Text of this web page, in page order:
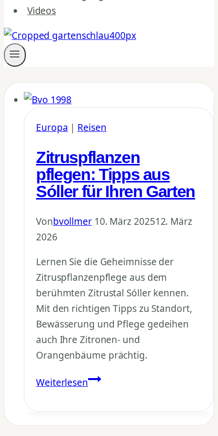
Videos
Europa | Reisen
Zitruspflanzen
pflegen: Tipps aus
Sóller für Ihren Garten
Vonbvollmer 10. März 202512. März
2026
Lernen Sie die Geheimnisse der
Zitruspflanzenpflege aus dem
berühmten Zitrustal Sóller kennen.
Mit den richtigen Tipps zu Standort,
Bewässerung und Pflege gedeihen
auch Ihre Zitronen- und
Orangenbäume prächtig.
WeiterlesenZitruspflanzen
Tipps
aus